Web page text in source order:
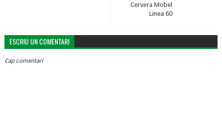
Cervera Mobel
Linea 60
ESCRIU UN COMENTARI
Cap comentari